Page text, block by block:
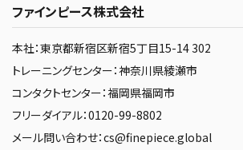
ファインピース株式会社
本社：東京都新宿区新宿5丁目15-14 302
トレーニングセンター：神奈川県綾瀬市
コンタクトセンター：福岡県福岡市
フリーダイアル：0120-99-8802
メール問い合わせ：cs@finepiece.global